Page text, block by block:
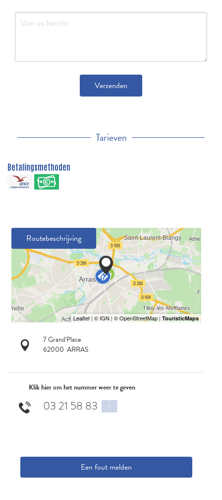
Verzenden
Tarieven
Betalingsmethoden
Routebeschrijving
7 Grand'Place
62000 ARRAS
Klik hier om het nummer weer te geven
03 21 58 83 ▒▒
Een fout melden